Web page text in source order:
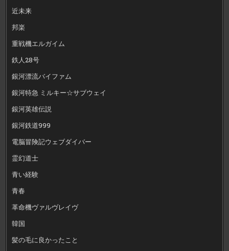
近未来
邦楽
重戦機エルガイム
鉄人28号
銀河漂流バイファム
銀河特急 ミルキー☆サブウェイ
銀河英雄伝説
銀河鉄道999
電脳冒険記ウェブダイバー
霊幻道士
青い経験
青春
革命機ヴァルヴレイヴ
韓国
髪の毛に良かったこと